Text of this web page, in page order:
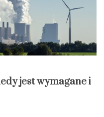
jest wymagane i